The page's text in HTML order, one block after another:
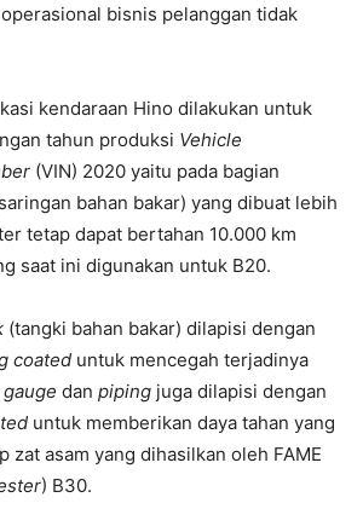
bisnis pelanggan tidak
kendaraan Hino dilakukan untuk
tahun produksi Vehicle
(VIN) 2020 yaitu pada bagian
bahan bakar) yang dibuat lebih
tetap dapat bertahan 10.000 km
saat ini digunakan untuk B20.
(tangki bahan bakar) dilapisi dengan
coated untuk mencegah terjadinya
dan piping juga dilapisi dengan
untuk memberikan daya tahan yang
zat asam yang dihasilkan oleh FAME
) B30.